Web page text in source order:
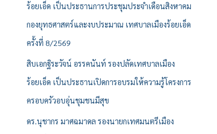
ร้อยเอ็ด เป็นประธานการประชุมประจำเดือนสิงหาคม
กองยุทธศาสตร์และงบประมาณ เทศบาลเมืองร้อยเอ็ด
ครั้งที่ 8/2569
สิบเอกฐิระวัจน์ อรรคนันท์ รองปลัดเทศบาลเมือง
ร้อยเอ็ด เป็นประธานเปิดการอบรมให้ความรู้โครงการ
ครอบครัวอบอุ่นชุมชนมีสุข
ดร.นุชากร มาศฉมาดล รองนายกเทศมนตรีเมือง